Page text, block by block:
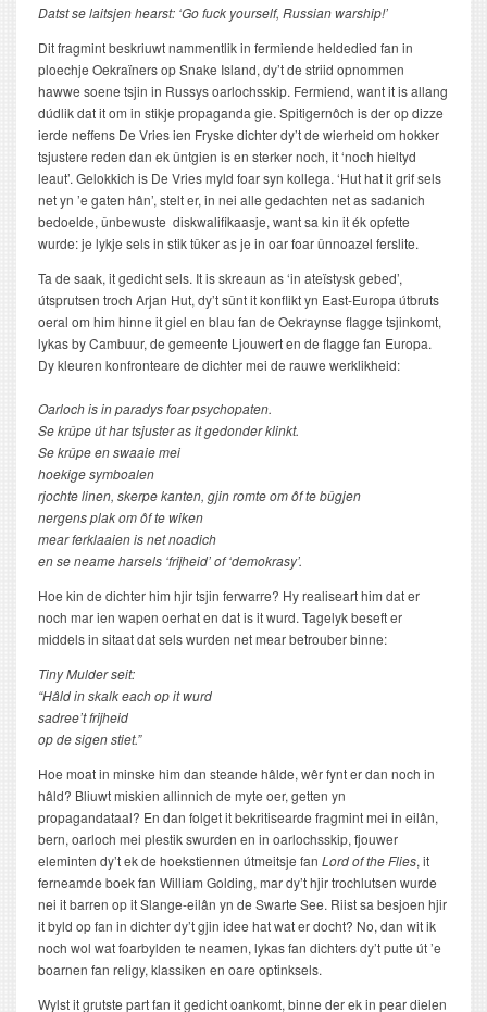
Datst se laitsjen hearst: ‘Go fuck yourself, Russian warship!’
Dit fragmint beskriuwt nammentlik in fermiende heldedied fan in
ploechje Oekraïners op Snake Island, dy’t de striid opnommen
hawwe soene tsjin in Russys oarlochsskip. Fermiend, want it is allang
dúdlik dat it om in stikje propaganda gie. Spitigernôch is der op dizze
ierde neffens De Vries ien Fryske dichter dy’t de wierheid om hokker
tsjustere reden dan ek ûntgien is en sterker noch, it ‘noch hieltyd
leaut’. Gelokkich is De Vries myld foar syn kollega. ‘Hut hat it grif sels
net yn ’e gaten hân’, stelt er, in nei alle gedachten net as sadanich
bedoelde, ûnbewuste diskwalifikaasje, want sa kin it ék opfette
wurde: je lykje sels in stik tûker as je in oar foar ûnnoazel ferslite.
Ta de saak, it gedicht sels. It is skreaun as ‘in ateïstysk gebed’,
útsprutsen troch Arjan Hut, dy’t sûnt it konflikt yn East-Europa útbruts
oeral om him hinne it giel en blau fan de Oekraynse flagge tsjinkomt,
lykas by Cambuur, de gemeente Ljouwert en de flagge fan Europa.
Dy kleuren konfronteare de dichter mei de rauwe werklikheid:
Oarloch is in paradys foar psychopaten.
Se krûpe út har tsjuster as it gedonder klinkt.
Se krûpe en swaaie mei
hoekige symboalen
rjochte linen, skerpe kanten, gjin romte om ôf te bûgjen
nergens plak om ôf te wiken
mear ferklaaien is net noadich
en se neame harsels ‘frijheid’ of ‘demokrasy’.
Hoe kin de dichter him hjir tsjin ferwarre? Hy realiseart him dat er
noch mar ien wapen oerhat en dat is it wurd. Tagelyk beseft er
middels in sitaat dat sels wurden net mear betrouber binne:
Tiny Mulder seit:
“Hâld in skalk each op it wurd
sadree’t frijheid
op de sigen stiet.”
Hoe moat in minske him dan steande hâlde, wêr fynt er dan noch in
hâld? Bliuwt miskien allinnich de myte oer, getten yn
propagandataal? En dan folget it bekritisearde fragmint mei in eilân,
bern, oarloch mei plestik swurden en in oarlochsskip, fjouwer
eleminten dy’t ek de hoekstiennen útmeitsje fan Lord of the Flies, it
ferneamde boek fan William Golding, mar dy’t hjir trochlutsen wurde
nei it barren op it Slange-eilân yn de Swarte See. Riist sa besjoen hjir
it byld op fan in dichter dy’t gjin idee hat wat er docht? No, dan wit ik
noch wol wat foarbylden te neamen, lykas fan dichters dy’t putte út ’e
boarnen fan religy, klassiken en oare optinksels.
Wylst it grutste part fan it gedicht oankomt, binne der ek in pear dielen